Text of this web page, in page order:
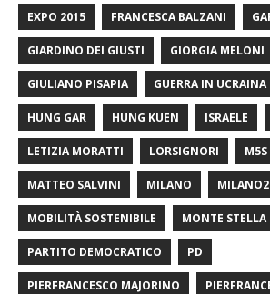
EXPO 2015 FRANCESCA BALZANI
GIARDINO DEI GIUSTI GIORGIA MELONI
GIULIANO PISAPIA GUERRA IN UCRAINA
HUNG GAR HUNG KUEN ISRAELE
LETIZIA MORATTI LORSIGNORI M5S
MATTEO SALVINI MILANO
MOBILITÀ SOSTENIBILE MONTE STELLA
PARTITO DEMOCRATICO PD
PIERFRANCESCO MAJORINO